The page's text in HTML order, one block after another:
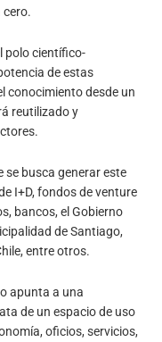
cero.
polo científico-
de estas
conocimiento desde un
reutilizado y
se busca generar este
I+D, fondos de venture
bancos, el Gobierno
de Santiago,
entre otros.
apunta a una
de un espacio de uso
oficios, servicios,